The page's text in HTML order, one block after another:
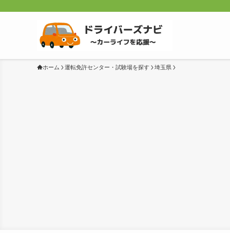
ホーム 運転免許センター・試験場を探す 埼玉県